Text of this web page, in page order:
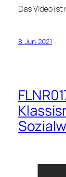
Das Video ist
8. Juni 2021